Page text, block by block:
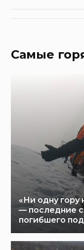
Самые
«Ни одну
— последние
погибшего